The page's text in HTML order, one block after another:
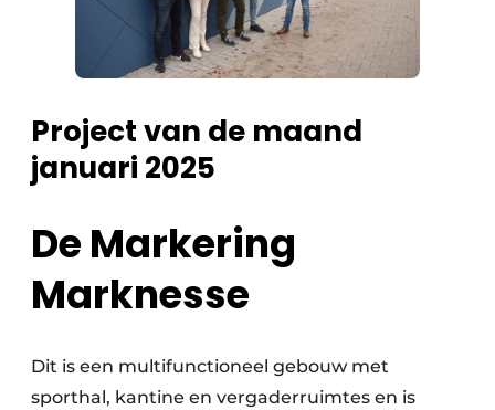
Project van de maand
januari 2025
De Markering
Marknesse
Dit is een multifunctioneel gebouw met
sporthal, kantine en vergaderruimtes en is